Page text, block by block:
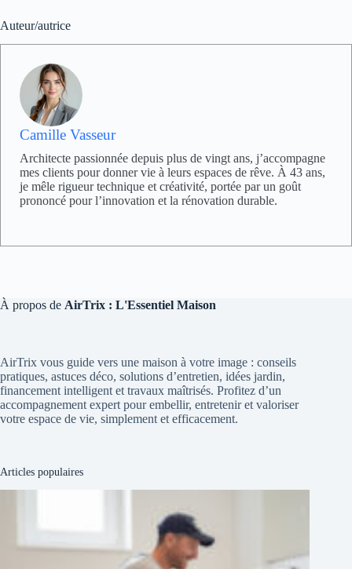
Auteur/autrice
Camille Vasseur
Architecte passionnée depuis plus de vingt ans, j’accompagne
mes clients pour donner vie à leurs espaces de rêve. À 43 ans,
je mêle rigueur technique et créativité, portée par un goût
prononcé pour l’innovation et la rénovation durable.
À propos de AirTrix : L'Essentiel Maison
AirTrix vous guide vers une maison à votre image : conseils
pratiques, astuces déco, solutions d’entretien, idées jardin,
financement intelligent et travaux maîtrisés. Profitez d’un
accompagnement expert pour embellir, entretenir et valoriser
votre espace de vie, simplement et efficacement.
Articles populaires